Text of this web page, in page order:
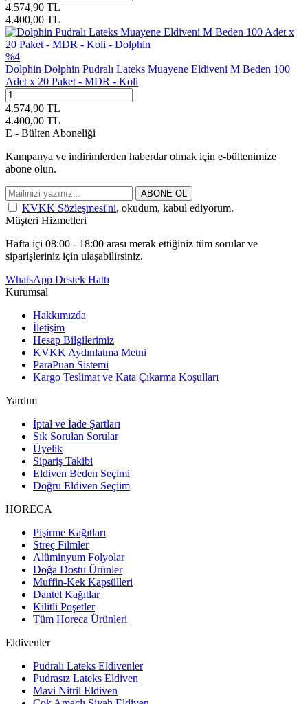
4.574,90 TL
4.400,00 TL
%4
Dolphin Dolphin Pudralı Lateks Muayene Eldiveni M Beden 100
Adet x 20 Paket - MDR - Koli
4.574,90 TL
4.400,00 TL
E - Bülten Aboneliği
Kampanya ve indirimlerden haberdar olmak için e-bültenimize
abone olun.
ABONE OL
KVKK Sözleşmesi'ni, okudum, kabul ediyorum.
Müşteri Hizmetleri
Hafta içi 08:00 - 18:00 arası merak ettiğiniz tüm sorular ve
siparişleriniz için ulaşabilirsiniz.
WhatsApp Destek Hattı
Kurumsal
Hakkımızda
İletişim
Hesap Bilgilerimiz
KVKK Aydınlatma Metni
ParaPuan Sistemi
Kargo Teslimat ve Kata Çıkarma Koşulları
Yardım
İptal ve İade Şartları
Sık Sorulan Sorular
Üyelik
Sipariş Takibi
Eldiven Beden Seçimi
Doğru Eldiven Seçiim
HORECA
Pişirme Kağıtları
Streç Filmler
Alüminyum Folyolar
Doğa Dostu Ürünler
Muffin-Kek Kapsülleri
Dantel Kağıtlar
Kilitli Poşetler
Tüm Horeca Ürünleri
Eldivenler
Pudralı Lateks Eldivenler
Pudrasız Lateks Eldiven
Mavi Nitril Eldiven